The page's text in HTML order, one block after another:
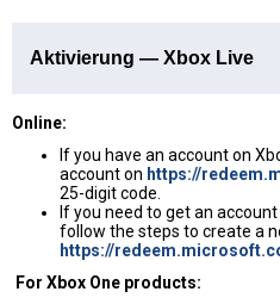
Aktivierung — Xbox Live
Online:
If you have an account on
account on https://
25-digit code.
If you need to get an account
follow the steps to create a
https://
For Xbox One products: